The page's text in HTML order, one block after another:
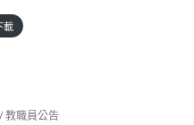
載
/教職員公告